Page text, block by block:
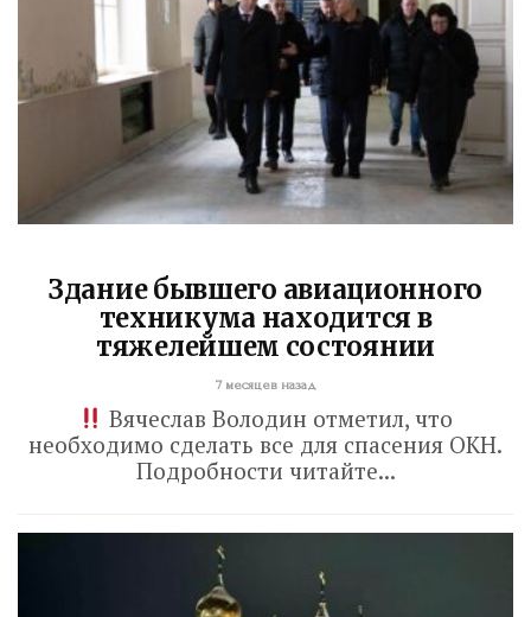
Здание бывшего авиационного
техникума находится в
тяжелейшем состоянии
7 месяцев назад
Вячеслав Володин отметил, что
необходимо сделать все для спасения ОКН.
Подробности читайте...